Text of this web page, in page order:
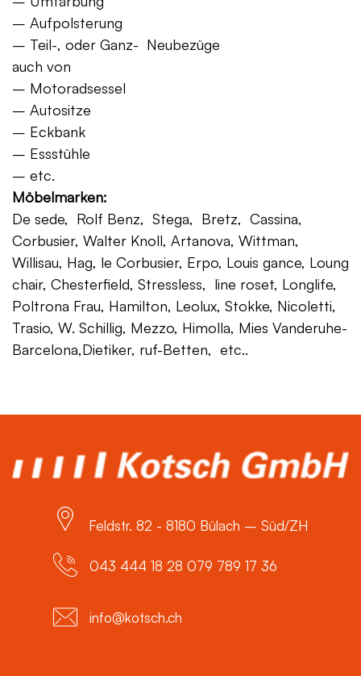
– Aufpolsterung
– Teil-, oder Ganz- Neubezüge
auch von
– Motoradsessel
– Autositze
– Eckbank
– Essstühle
– etc.
Möbelmarken:
De sede, Rolf Benz, Stega, Bretz, Cassina,
Corbusier, Walter Knoll, Artanova, Wittman,
Willisau, Hag, le Corbusier, Erpo, Louis gance, Loung
chair, Chesterfield, Stressless, line roset, Longlife,
Poltrona Frau, Hamilton, Leolux, Stokke, Nicoletti,
Trasio, W. Schillig, Mezzo, Himolla, Mies Vanderuhe-
Barcelona,Dietiker, ruf-Betten, etc..
Feldstr. 82 - 8180 Bülach – Süd/ZH
043 444 18 28 079 789 17 36
info@kotsch.ch